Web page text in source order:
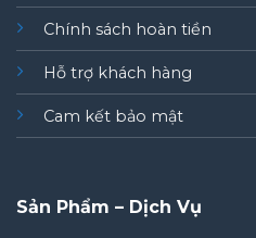
Chính sách hoàn tiền
Hỗ trợ khách hàng
Cam kết bảo mật
Sản Phẩm – Dịch Vụ